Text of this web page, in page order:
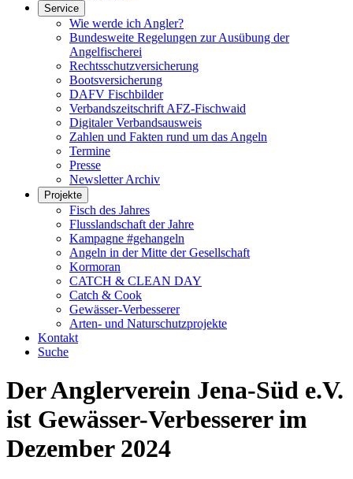
Service
Wie werde ich Angler?
Bundesweite Regelungen zur Ausübung der
Angelfischerei
Rechtsschutzversicherung
Bootsversicherung
DAFV Fischbilder
Verbandszeitschrift AFZ-Fischwaid
Digitaler Verbandsausweis
Zahlen und Fakten rund um das Angeln
Termine
Presse
Newsletter Archiv
Projekte
Fisch des Jahres
Flusslandschaft der Jahre
Kampagne #gehangeln
Angeln in der Mitte der Gesellschaft
Kormoran
CATCH & CLEAN DAY
Catch & Cook
Gewässer-Verbesserer
Arten- und Naturschutzprojekte
Kontakt
Suche
Der Anglerverein Jena-Süd e.V.
ist Gewässer-Verbesserer im
Dezember 2024